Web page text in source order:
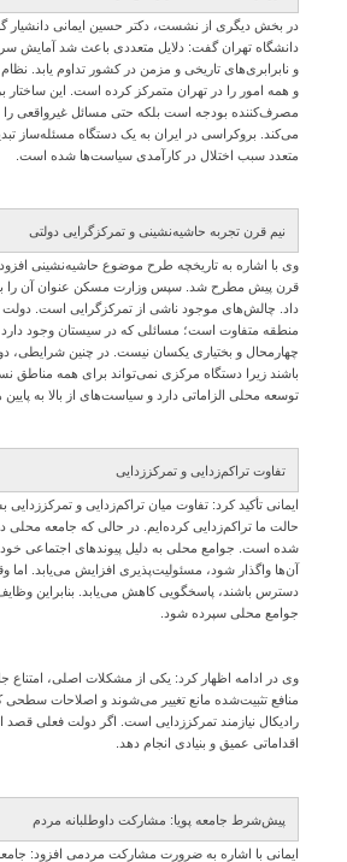
در بخش دیگری از نشست، دکتر حسین ایمانی دانشیار
دانشگاه تهران گفت: دلایل متعددی باعث شد آمایش
و نابرابری‌های تاریخی و مزمن در کشور تداوم یابد.
و همه امور را در تهران متمرکز کرده است. این ساختار
مصرف‌کننده بودجه است بلکه حتی مسائل غیرواقعی را
می‌کند. بروکراسی در ایران به یک دستگاه مسئله‌ساز
متعدد سبب اختلال در کارآمدی سیاست‌ها شده است.
نیم قرن تجربه حاشیه‌نشینی و تمرکزگرایی دولتی
وی با اشاره به تاریخچه طرح موضوع حاشیه‌نشینی
قرن پیش مطرح شد. سپس وزارت مسکن عنوان آن را به
داد. چالش‌های موجود ناشی از تمرکزگرایی است. دولت
منطقه متفاوت است؛ مسائلی که در سیستان وجود دارد
چهارمحال و بختیاری یکسان نیست. در چنین شرایطی،
باشند زیرا دستگاه مرکزی نمی‌تواند برای همه مناطق
توسعه محلی الزاماتی دارد و سیاست‌های از بالا به
تفاوت تراکم‌زدایی و تمرکززدایی
ایمانی تأکید کرد: تفاوت میان تراکم‌زدایی و
حالت ما تراکم‌زدایی کرده‌ایم. در حالی که جامعه
شده است. جوامع محلی به دلیل پیوندهای اجتماعی
آن‌ها واگذار شود، مسئولیت‌پذیری افزایش می‌یابد. اما
دسترس باشند، پاسخگویی کاهش می‌یابد. بنابراین
جوامع محلی سپرده شود.
وی در ادامه اظهار کرد: یکی از مشکلات اصلی، امتناع
منافع تثبیت‌شده مانع تغییر می‌شوند و اصلاحات
رادیکال نیازمند تمرکززدایی است. اگر دولت فعلی قصد
اقداماتی عمیق و بنیادی انجام دهد.
پیش‌شرط جامعه پویا: مشارکت داوطلبانه مردم
ایمانی با اشاره به ضرورت مشارکت مردمی افزود: